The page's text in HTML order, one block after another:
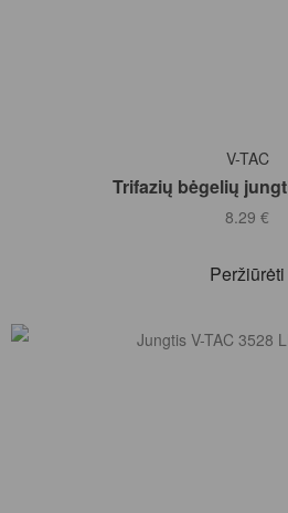
V-TAC
Trifazių bėgelių
8.29 €
Peržiūrėti